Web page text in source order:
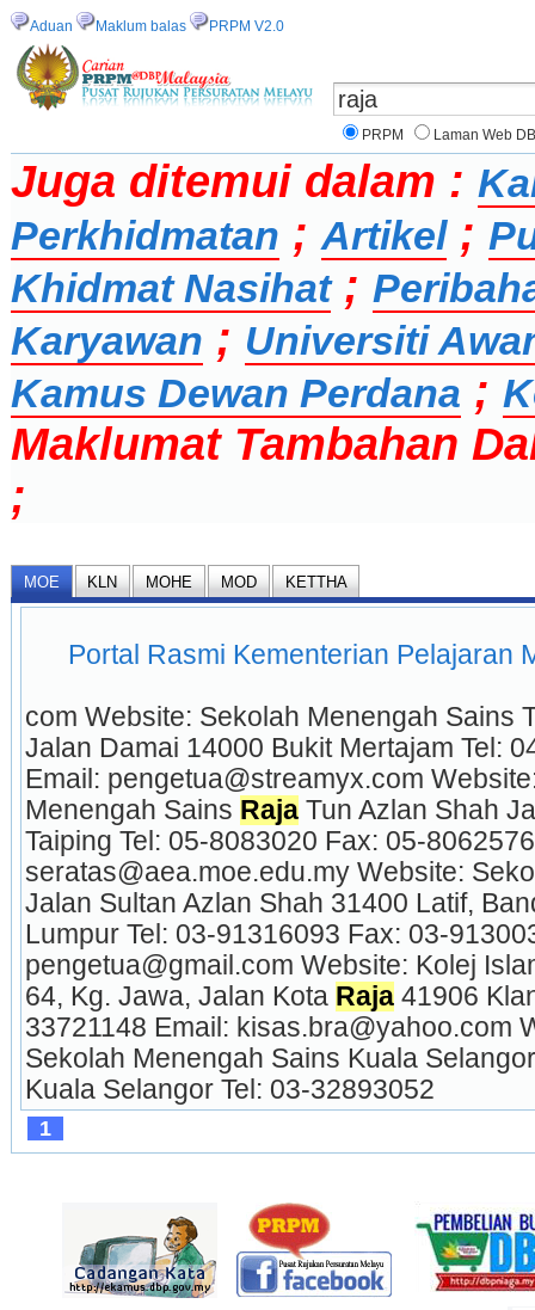
Aduan Maklum balas PRPM V2.0
PRPM Laman Web
Juga ditemui dalam :
Perkhidmatan ; Artikel;
Khidmat Nasihat;
Karyawan ; Universiti
Kamus Dewan Perdana ;
Maklumat Tambahan
;
MOE KLN MOHE MOD KETTHA
Portal Rasmi Kementerian Pelajaran
com Website: Sekolah Menengah Sains
Jalan Damai 14000 Bukit Mertajam Tel:
Email: pengetua@streamyx.com
Menengah Sains Raja Tun Azlan Shah
Taiping Tel: 05-8083020 Fax: 05-
seratas@aea.moe.edu.my Website:
Jalan Sultan Azlan Shah 31400 Latif,
Lumpur Tel: 03-91316093 Fax: 03-
pengetua@gmail.com Website: Kolej
64, Kg. Jawa, Jalan Kota Raja 41906
33721148 Email: kisas.bra@yahoo.com
Sekolah Menengah Sains Kuala
Kuala Selangor Tel: 03-32893052
1